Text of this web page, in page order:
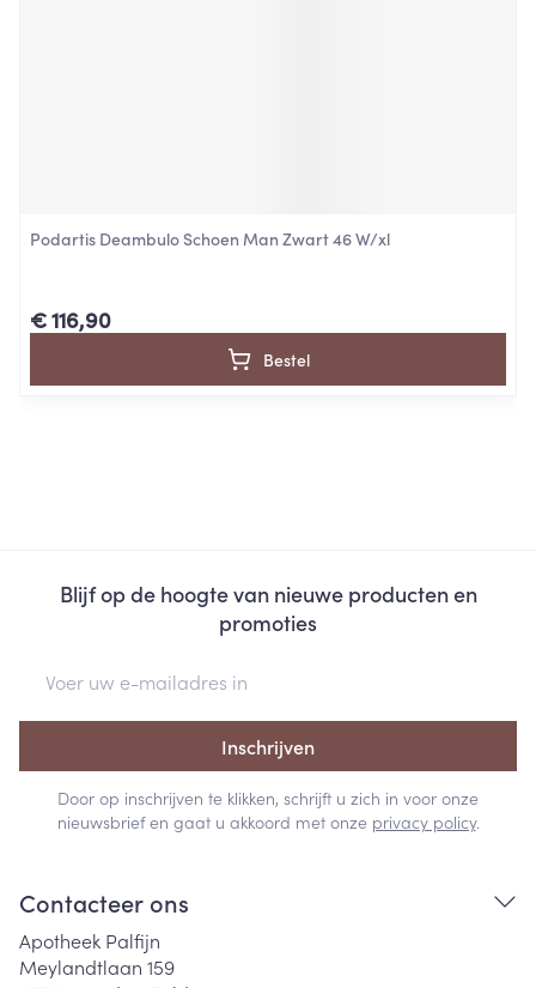
Podartis Deambulo Schoen Man Zwart 46 W/xl
€ 116,90
Bestel
Blijf op de hoogte van nieuwe producten en
promoties
Inschrijven
Door op inschrijven te klikken, schrijft u zich in voor onze
nieuwsbrief en gaat u akkoord met onze privacy policy.
Contacteer ons
Apotheek Palfijn
Meylandtlaan 159